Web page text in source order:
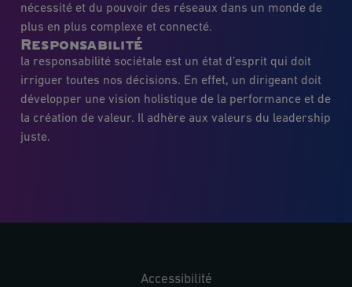
nécessité et du pouvoir des réseaux dans un monde de
plus en plus complexe et connecté.
Responsabilité
la responsabilité sociétale est un état d’esprit qui doit
irriguer toutes nos décisions. En effet, un dirigeant doit
développer une vision holistique de la performance et de
la création de valeur. Il adhère aux valeurs du leadership
juste.
Accessibilité